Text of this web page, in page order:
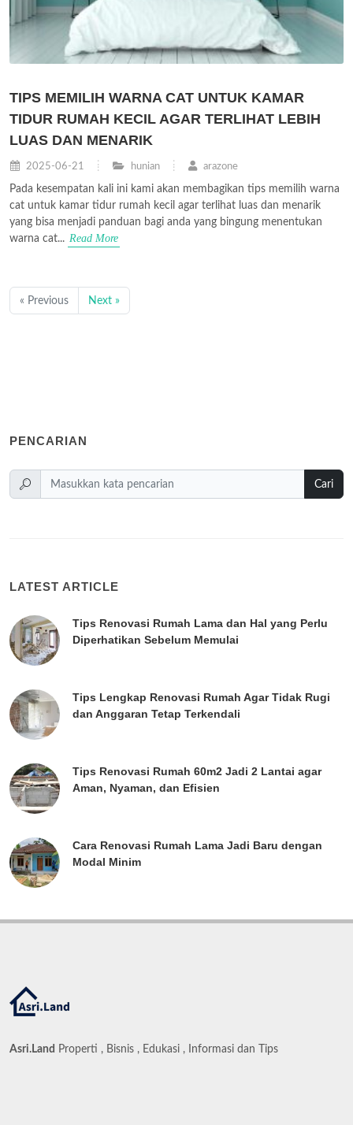
TIPS MEMILIH WARNA CAT UNTUK KAMAR
TIDUR RUMAH KECIL AGAR TERLIHAT LEBIH
LUAS DAN MENARIK
2025-06-21 hunian arazone
Pada kesempatan kali ini kami akan membagikan tips memilih warna
cat untuk kamar tidur rumah kecil agar terlihat luas dan menarik
yang bisa menjadi panduan bagi anda yang bingung menentukan
warna cat... Read More
« Previous Next »
PENCARIAN
Cari
LATEST ARTICLE
Tips Renovasi Rumah Lama dan Hal yang Perlu
Diperhatikan Sebelum Memulai
Tips Lengkap Renovasi Rumah Agar Tidak Rugi
dan Anggaran Tetap Terkendali
Tips Renovasi Rumah 60m2 Jadi 2 Lantai agar
Aman, Nyaman, dan Efisien
Cara Renovasi Rumah Lama Jadi Baru dengan
Modal Minim
Asri.Land Properti , Bisnis , Edukasi , Informasi dan Tips